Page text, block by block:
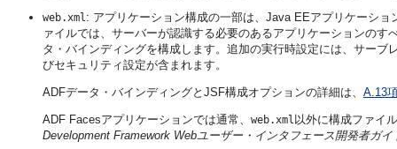
web.xml : アプリケーション構成の一部は、Java EEアプリケーシ
ァイルでは、サーバーが認識する必要のあるアプリケーションのす
タ・バインディングを構成します。追加の実行時設定には、サー
びセキュリティ設定が含まれます。
ADFデータ・バインディングとJSF構成オプションの詳細は、 A.13
ADF Facesアプリケーションでは通常、 web.xml 以外に構成ファイ
Development Framework Webユーザー・インタフェース開発者ガイ